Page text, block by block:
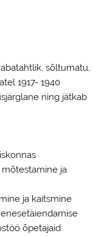
sõltumatu,
1917- 1940
ning jätkab
ja
ja kaitsmine
õpetajaid